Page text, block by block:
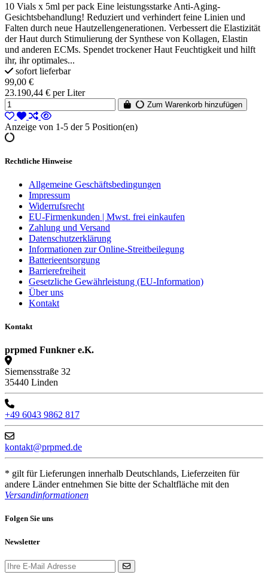
10 Vials x 5ml per pack Eine leistungsstarke Anti-Aging-
Gesichtsbehandlung! Reduziert und verhindert feine Linien und
Falten durch neue Hautzellengenerationen. Verbessert die Elastizität
der Haut durch Stimulierung der Synthese von Kollagen, Elastin
und anderen ECMs. Spendet trockener Haut Feuchtigkeit und hilft
ihr, ihr optimales...
sofort lieferbar
99,00 €
23.190,44 € per Liter
Zum Warenkorb hinzufügen
Anzeige von 1-5 der 5 Position(en)
Rechtliche Hinweise
Allgemeine Geschäftsbedingungen
Impressum
Widerrufsrecht
EU-Firmenkunden | Mwst. frei einkaufen
Zahlung und Versand
Datenschutzerklärung
Informationen zur Online-Streitbeilegung
Batterieentsorgung
Barrierefreiheit
Gesetzliche Gewährleistung (EU-Information)
Über uns
Kontakt
Kontakt
prpmed Funkner e.K.
Siemensstraße 32
35440 Linden
+49 6043 9862 817
kontakt@prpmed.de
* gilt für Lieferungen innerhalb Deutschlands, Lieferzeiten für
andere Länder entnehmen Sie bitte der Schaltfläche mit den
Versandinformationen
Folgen Sie uns
Newsletter